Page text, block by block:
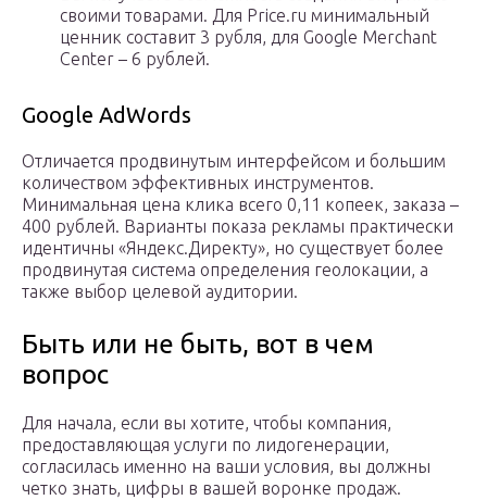
своими товарами. Для Price.ru минимальный
ценник составит 3 рубля, для Google Merchant
Center – 6 рублей.
Google AdWords
Отличается продвинутым интерфейсом и большим
количеством эффективных инструментов.
Минимальная цена клика всего 0,11 копеек, заказа –
400 рублей. Варианты показа рекламы практически
идентичны «Яндекс.Директу», но существует более
продвинутая система определения геолокации, а
также выбор целевой аудитории.
Быть или не быть, вот в чем
вопрос
Для начала, если вы хотите, чтобы компания,
предоставляющая услуги по лидогенерации,
согласилась именно на ваши условия, вы должны
четко знать, цифры в вашей воронке продаж.